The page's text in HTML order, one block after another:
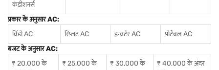
कंडीशनर्स
प्रकार के अनुसार AC:
विंडो AC
स्प्लिट AC इन्वर्टर AC
पोर्टेबल AC
बजट के अनुसार AC:
₹ 20,000 के
₹ 25,000 के
₹ 30,000 के
₹ 40,000 के अंदर